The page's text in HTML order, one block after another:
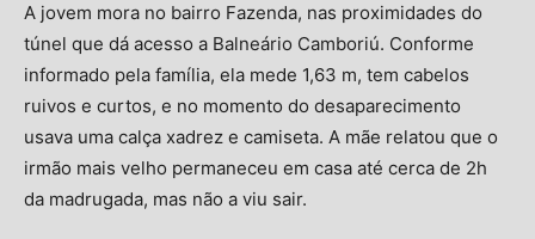
A jovem mora no bairro Fazenda, nas proximidades do
túnel que dá acesso a Balneário Camboriú. Conforme
informado pela família, ela mede 1,63 m, tem cabelos
ruivos e curtos, e no momento do desaparecimento
usava uma calça xadrez e camiseta. A mãe relatou que o
irmão mais velho permaneceu em casa até cerca de 2h
da madrugada, mas não a viu sair.